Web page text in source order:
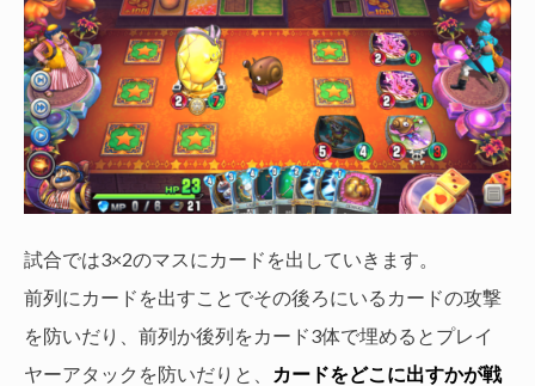
試合では3×2のマスにカードを出していきます。
前列にカードを出すことでその後ろにいるカードの攻撃
を防いだり、前列か後列をカード3体で埋めるとプレイ
ヤーアタックを防いだりと、
カードをどこに出すかが戦